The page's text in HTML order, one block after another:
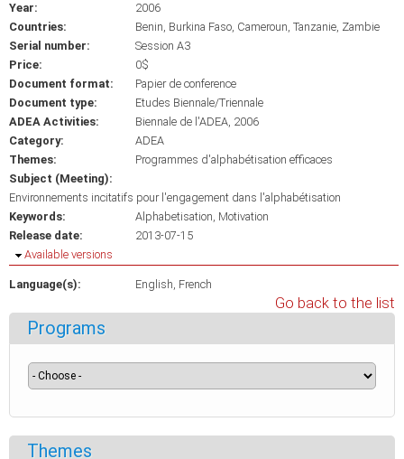
Year:
2006
Countries:
Benin Burkina Faso Cameroun Tanzanie Zambie
Serial number:
Session A3
Price:
0$
Document format:
Papier de conference
Document type:
Etudes Biennale/Triennale
ADEA Activities:
Biennale de l'ADEA, 2006
Category:
ADEA
Themes:
Programmes d'alphabétisation efficaces
Subject (Meeting):
Environnements incitatifs pour l'engagement dans l'alphabétisation
Keywords:
Alphabetisation Motivation
Release date:
2013-07-15
Hide
Available versions
Language(s): English French
Go back to the list
Programs
Themes